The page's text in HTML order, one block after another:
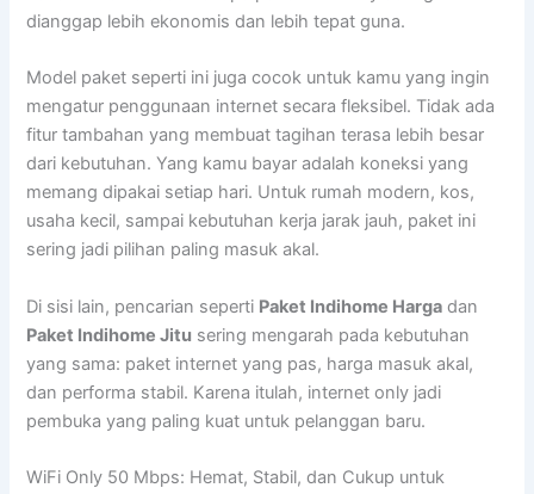
dianggap lebih ekonomis dan lebih tepat guna.
Model paket seperti ini juga cocok untuk kamu yang ingin
mengatur penggunaan internet secara fleksibel. Tidak ada
fitur tambahan yang membuat tagihan terasa lebih besar
dari kebutuhan. Yang kamu bayar adalah koneksi yang
memang dipakai setiap hari. Untuk rumah modern, kos,
usaha kecil, sampai kebutuhan kerja jarak jauh, paket ini
sering jadi pilihan paling masuk akal.
Di sisi lain, pencarian seperti Paket Indihome Harga dan
Paket Indihome Jitu sering mengarah pada kebutuhan
yang sama: paket internet yang pas, harga masuk akal,
dan performa stabil. Karena itulah, internet only jadi
pembuka yang paling kuat untuk pelanggan baru.
WiFi Only 50 Mbps: Hemat, Stabil, dan Cukup untuk